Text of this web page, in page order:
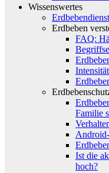
Wissenswertes
Erdbeben
FAQ:
Intensität
Familie
Ist die
hoch?